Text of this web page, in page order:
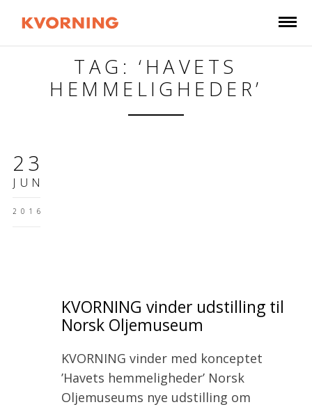
TAG: ‘HAVETS
HEMMELIGHEDER’
23
JUN
2016
KVORNING vinder udstilling til
Norsk Oljemuseum
KVORNING vinder med konceptet
’Havets hemmeligheder’ Norsk
Oljemuseums nye udstilling om